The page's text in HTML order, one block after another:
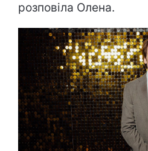
розповіла Олена.